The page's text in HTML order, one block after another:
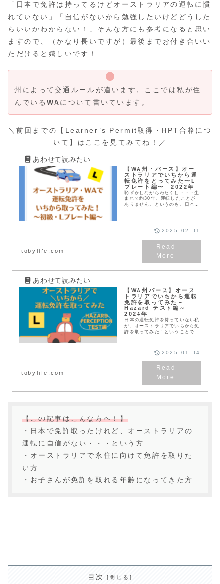
「日本で免許は持ってるけどオーストラリアの運転に慣
れていない」「自信がないから勉強したいけどどうした
らいいかわからない！」そんな方にも参考になると思い
ますので、（かなり長いですが）最後までお付き合いい
ただけると嬉しいです！
州によって交通ルールが違います。ここでは私が住
んでいるWAについて書いています。
＼前回までの【Learner’s Permit取得・HPT合格につ
いて】はここを見てみてね！／
【WA州・パース】オー
ストラリアでいちから運
転免許をとってみた〜L
プレート編〜 2022年
恥ずかしながらわたくし・・・生
まれて約30年、運転したことが
ありません。というのも、日本に
は、なかなかそういう...
tobylife.com
2025.02.01
【WA州パース】オース
トラリアでいちから運転
免許を取ってみた～
Hazard テスト編～
2024年
日本の運転免許を持っていない私
が、オーストラリアでいちから免
許を取ってみた！ということで前
け者な私は、「あとででいいやぁ
ー」と言って先延ばし...
tobylife.com
2025.01.04
【この記事はこんな方へ！】
・日本で免許取ったけれど、オーストラリアの
運転に自信がない・・・という方
・オーストラリアで永住に向けて免許を取りた
い方
・お子さんが免許を取れる年齢になってきた方
目次